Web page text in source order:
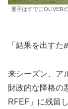
選手はすでにOLIVER
「結果を出すた
来シーズン、ア
財政的な降格の
RFEF」に残留